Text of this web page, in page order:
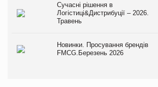
Сучасні рішення в
Логістиці&Дистрибуції – 2026.
Травень
Новинки. Просування брендів
FMCG.Березень 2026